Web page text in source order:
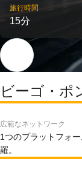
旅行時間
15分
ビーゴ・ポ
広範なネットワーク
1つのプラットフォ
羅。